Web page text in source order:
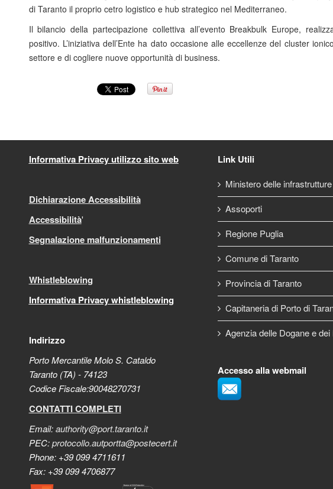
di Taranto il proprio cetro logistico e hub strategico nel Mediterraneo.
Il bilancio della partecipazione collettiva all’evento Breakbulk Europe,
positivo. L’iniziativa dell’Ente ha dato occasione alle eccellenze del cluster
settore e di cogliere nuove opportunità di business.
Informativa Privacy utilizzo sito web
Dichiarazione Accessibilità
Accessibilità'
Segnalazione malfunzionamenti
Whistleblowing
Informativa Privacy whistleblowing
Indirizzo
Porto Mercantile Molo S. Cataldo
Taranto (TA) - 74123
Codice Fiscale:90048270731
CONTATTI COMPLETI
Email:authority@port.taranto.it
PEC:protocollo.autportta@postecert.it
Phone: +39 099 4711611
Fax: +39 099 4706877
Link Utili
Ministero delle
Assoporti
Regione Puglia
Comune di Taranto
Provincia di Taranto
Capitaneria di Porto di
Agenzia delle Dogane e dei
Accesso alla webmail